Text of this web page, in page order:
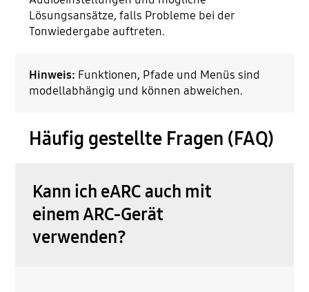
Lösungsansätze, falls Probleme bei der
Tonwiedergabe auftreten.
Hinweis: Funktionen, Pfade und Menüs sind
modellabhängig und können abweichen.
Häufig gestellte Fragen (FAQ)
Kann ich eARC auch mit
einem ARC-Gerät
verwenden?